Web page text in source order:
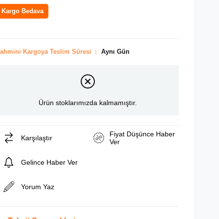
Kargo Bedava
Kargoya Teslim Süresi : Aynı Gün
Ürün stoklarımızda kalmamıştır.
Karşılaştır
Fiyat Düşünce Haber
Ver
Gelince Haber Ver
Yorum Yaz